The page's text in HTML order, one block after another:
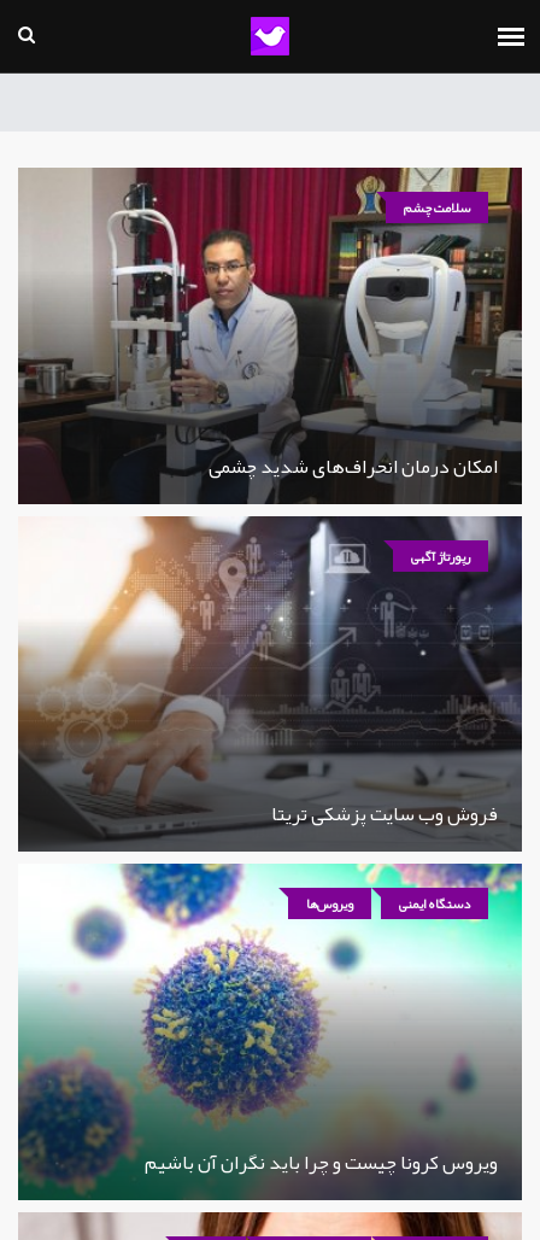
سلامت چشم
امکان درمان انحراف‌های شدید چشمی
رپورتاژ آگهی
فروش وب سایت پزشکی تریتا
دستگاه ایمنی ویروس‌ها
ویروس کرونا چیست و چرا باید نگران آن باشیم